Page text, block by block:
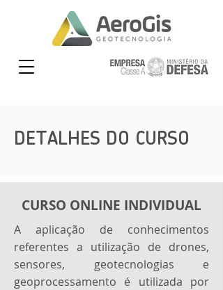
DETALHES DO CURSO
CURSO ONLINE INDIVIDUAL
A aplicação de conhecimentos
referentes a utilização de drones,
sensores, geotecnologias e
geoprocessamento é utilizada por